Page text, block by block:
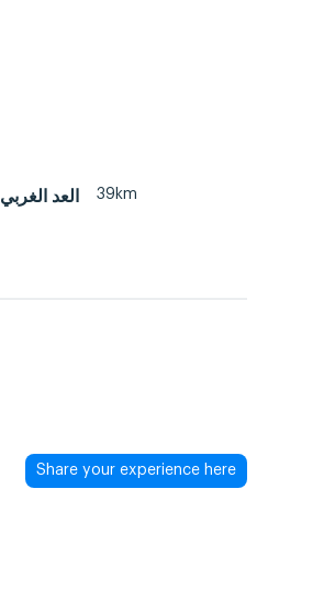
Qatar - العد الغربي 39km
Share your experience here